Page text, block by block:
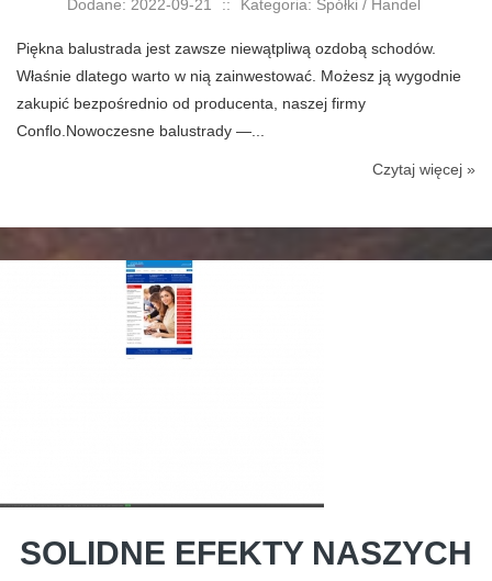
Dodane: 2022-09-21 :: Kategoria: Spółki / Handel
Piękna balustrada jest zawsze niewątpliwą ozdobą schodów.
Właśnie dlatego warto w nią zainwestować. Możesz ją wygodnie
zakupić bezpośrednio od producenta, naszej firmy
Conflo.Nowoczesne balustrady —...
Czytaj więcej »
SOLIDNE EFEKTY NASZYCH